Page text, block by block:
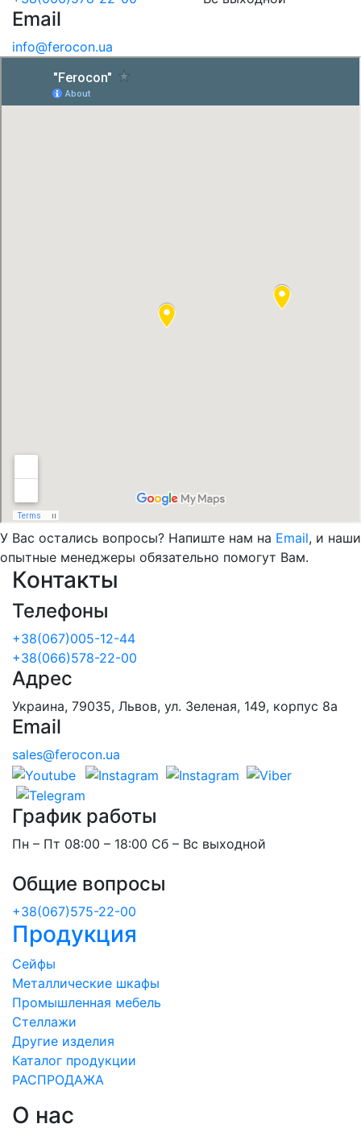
Email
info@ferocon.ua
У Вас остались вопросы? Напиште нам на Email, и наши
опытные менеджеры обязательно помогут Вам.
Контакты
Телефоны
+38(067)005-12-44
+38(066)578-22-00
Адрес
Украина, 79035, Львов, ул. Зеленая, 149, корпус 8а
Email
sales@ferocon.ua
График работы
Пн – Пт 08:00 – 18:00 Сб – Вс выходной
Общие вопросы
+38(067)575-22-00
Продукция
Сейфы
Металлические шкафы
Промышленная мебель
Стеллажи
Другие изделия
Каталог продукции
РАСПРОДАЖА
О нас